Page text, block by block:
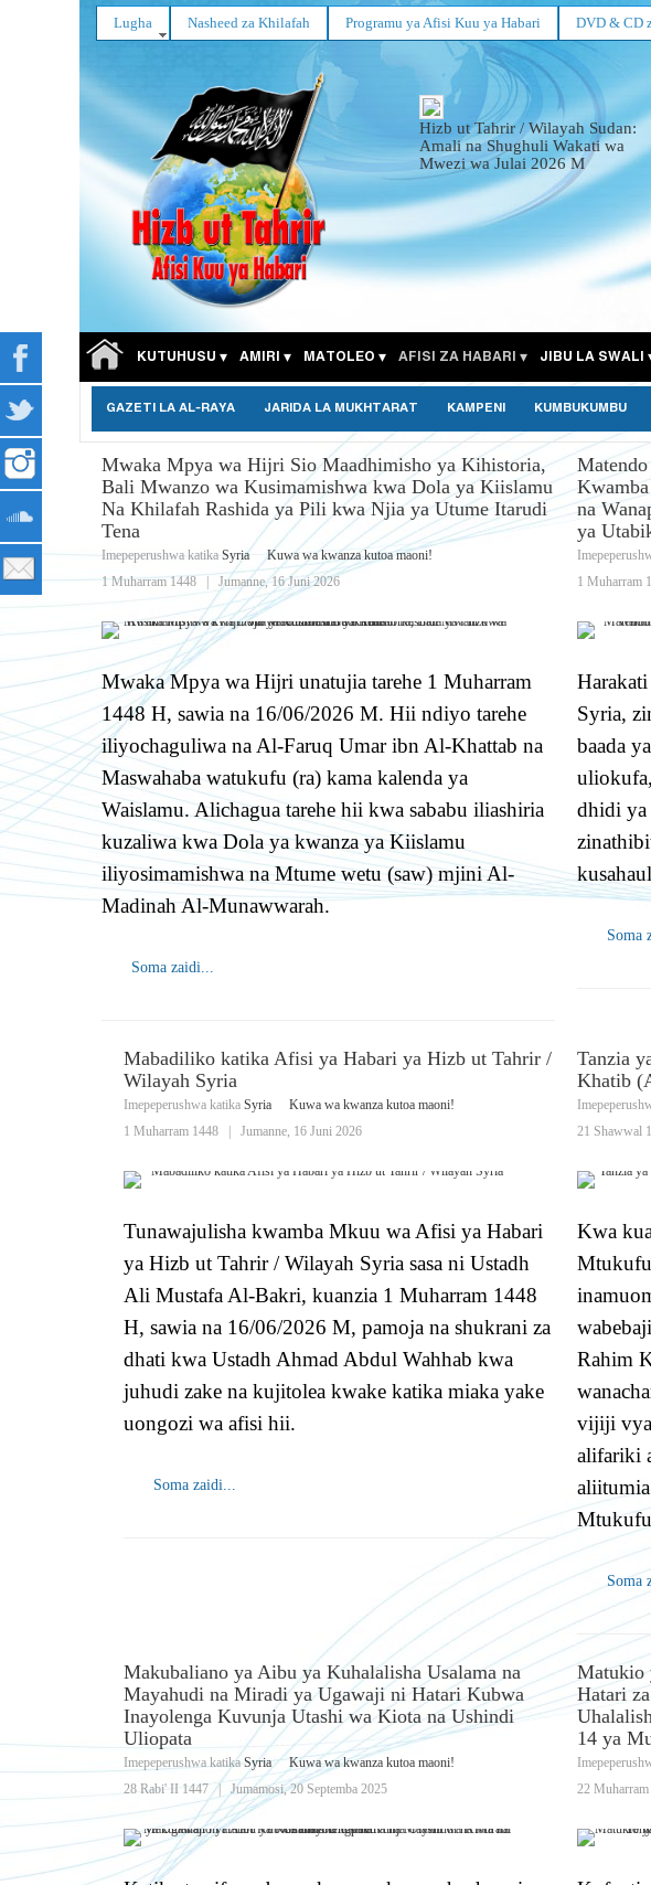
Lugha Nasheed za Khilafah Programu ya Afisi Kuu ya Habari DVD & CD
Hizb ut Tahrir / Wilayah Sudan:
Amali na Shughuli Wakati wa
Mwezi wa Julai 2026 M
KUTUHUSU AMIRI MATOLEO AFISI ZA HABARI JIBU LA SWALI
GAZETI LA AL-RAYA JARIDA LA MUKHTARAT KAMPENI KUMBUKUMBU
Mwaka Mpya wa Hijri Sio Maadhimisho ya Kihistoria,
Bali Mwanzo wa Kusimamishwa kwa Dola ya Kiislamu
Na Khilafah Rashida ya Pili kwa Njia ya Utume Itarudi
Tena
Imepeperushwa katika Syria
Kuwa wa kwanza kutoa maoni!
1 Muharram 1448
Jumanne, 16 Juni 2026
Mwaka Mpya wa Hijri unatujia tarehe 1 Muharram
1448 H, sawia na 16/06/2026 M. Hii ndiyo tarehe
iliyochaguliwa na Al-Faruq Umar ibn Al-Khattab na
Maswahaba watukufu (ra) kama kalenda ya
Waislamu. Alichagua tarehe hii kwa sababu iliashiria
kuzaliwa kwa Dola ya kwanza ya Kiislamu
iliyosimamishwa na Mtume wetu (saw) mjini Al-
Madinah Al-Munawwarah.
Soma zaidi...
na
ya
1 Muharram
Syria,
baada
dhidi ya
Soma
Mabadiliko katika Afisi ya Habari ya Hizb ut Tahrir /
Wilayah Syria
Imepeperushwa katika Syria
Kuwa wa kwanza kutoa maoni!
1 Muharram 1448
Jumanne, 16 Juni 2026
Tunawajulisha kwamba Mkuu wa Afisi ya Habari
ya Hizb ut Tahrir / Wilayah Syria sasa ni Ustadh
Ali Mustafa Al-Bakri, kuanzia 1 Muharram 1448
H, sawia na 16/06/2026 M, pamoja na shukrani za
dhati kwa Ustadh Ahmad Abdul Wahhab kwa
juhudi zake na kujitolea kwake katika miaka yake
uongozi wa afisi hii.
Soma zaidi...
Tanzia
Khatib
21 Shawwal
Kwa
Rahim
vijiji vya
alifariki
Soma
Makubaliano ya Aibu ya Kuhalalisha Usalama na
Mayahudi na Miradi ya Ugawaji ni Hatari Kubwa
Inayolenga Kuvunja Utashi wa Kiota na Ushindi
Uliopata
Imepeperushwa katika Syria
Kuwa wa kwanza kutoa maoni!
28 Rabi' II 1447 | Jumamosi, 20 Septemba 2025
Matukio
Hatari
14 ya
22